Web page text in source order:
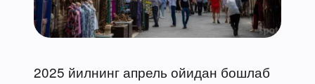
2025 йилнинг апрель ойидан бошлаб